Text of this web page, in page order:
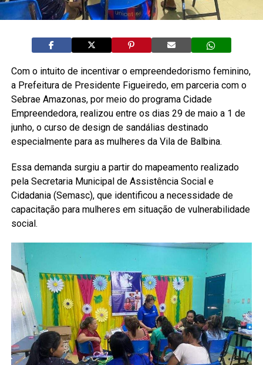
Com o intuito de incentivar o empreendedorismo feminino,
a Prefeitura de Presidente Figueiredo, em parceria com o
Sebrae Amazonas, por meio do programa Cidade
Empreendedora, realizou entre os dias 29 de maio a 1 de
junho, o curso de design de sandálias destinado
especialmente para as mulheres da Vila de Balbina.
Essa demanda surgiu a partir do mapeamento realizado
pela Secretaria Municipal de Assistência Social e
Cidadania (Semasc), que identificou a necessidade de
capacitação para mulheres em situação de vulnerabilidade
social.